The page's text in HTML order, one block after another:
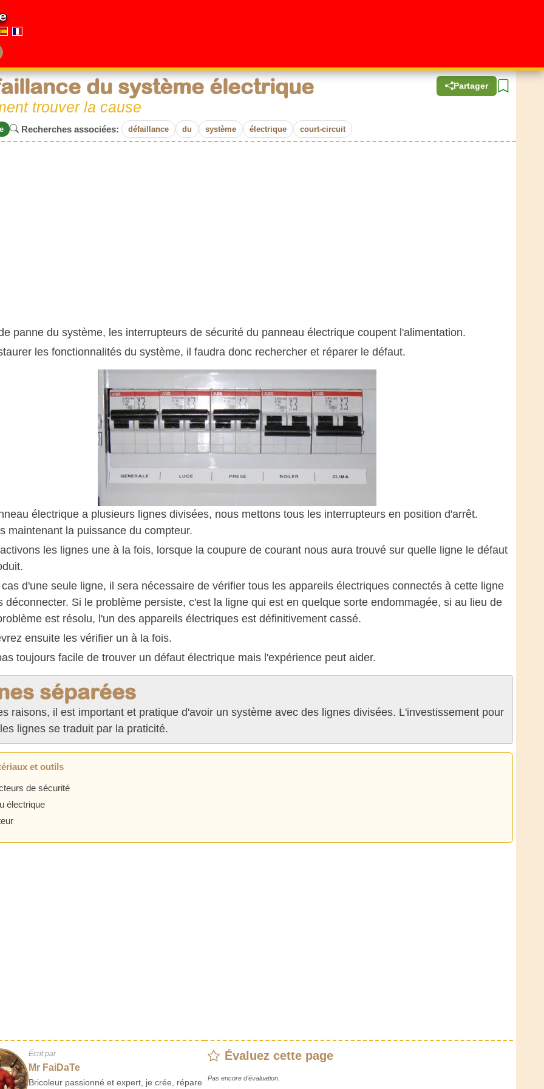
Partager
du système électrique
trouver la cause
Recherches associées: défaillance du système électrique court-circuit
panne du système, les interrupteurs de sécurité du panneau électrique coupent l'alimentation.
les fonctionnalités du système, il faudra donc rechercher et réparer le défaut.
électrique a plusieurs lignes divisées, nous mettons tous les interrupteurs en position d'arrêt.
maintenant la puissance du compteur.
les lignes une à la fois, lorsque la coupure de courant nous aura trouvé sur quelle ligne le défaut
d'une seule ligne, il sera nécessaire de vérifier tous les appareils électriques connectés à cette ligne
déconnecter. Si le problème persiste, c'est la ligne qui est en quelque sorte endommagée, si au lieu de
est résolu, l'un des appareils électriques est définitivement cassé.
ensuite les vérifier un à la fois.
toujours facile de trouver un défaut électrique mais l'expérience peut aider.
séparées
raisons, il est important et pratique d'avoir un système avec des lignes divisées. L'investissement pour
lignes se traduit par la praticité.
et outils
de sécurité
électrique
Écrit par
Mr FaiDaTe
Bricoleur passionné et expert, je crée, répare
Évaluez cette page
Pas encore d'évaluation.